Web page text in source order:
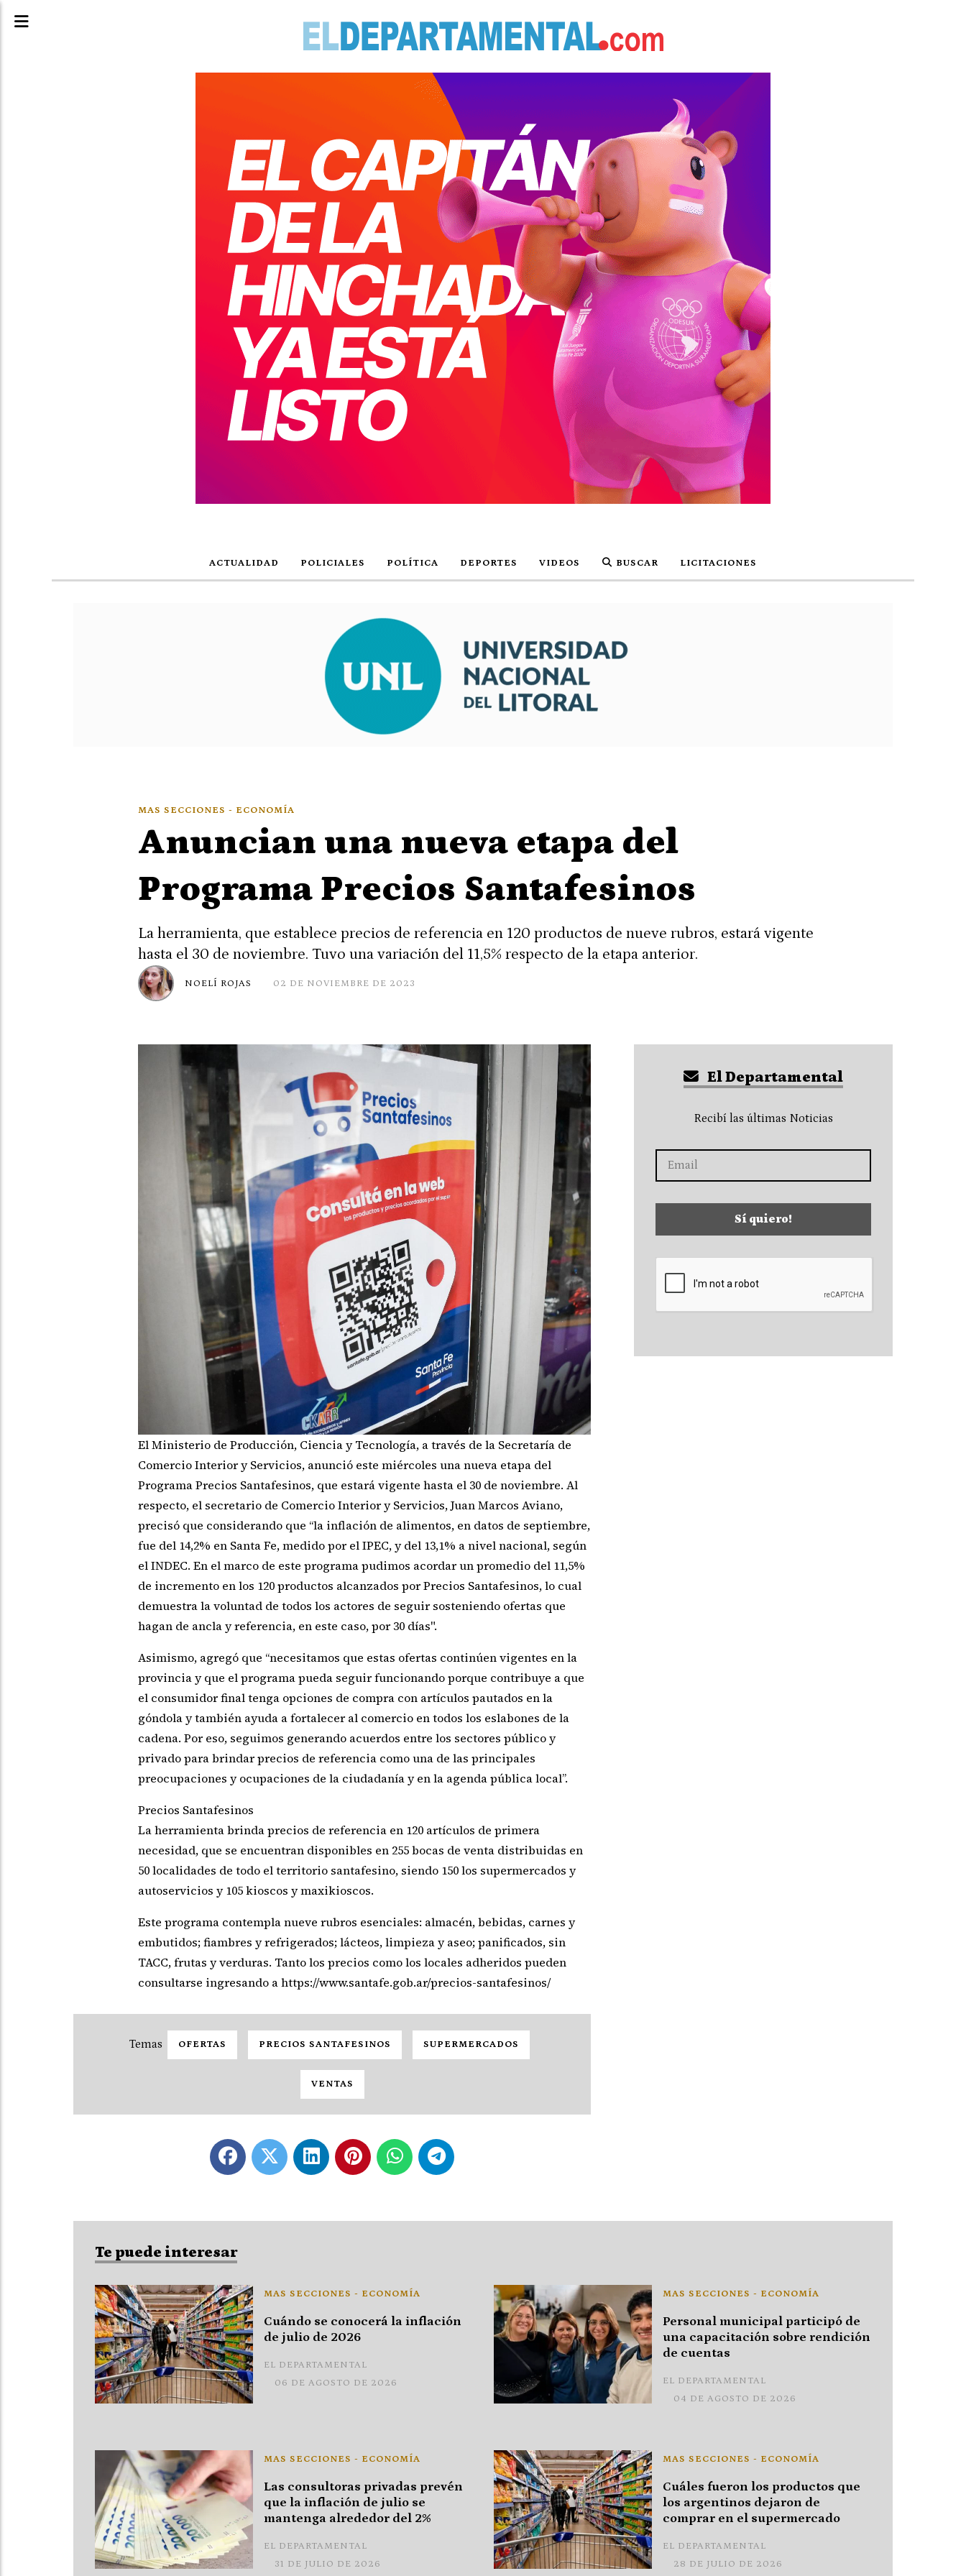
ACTUALIDAD POLICIALES POLÍTICA DEPORTES VIDEOS BUSCAR LICITACIONES
Anuncian una nueva etapa del
Programa Precios Santafesinos
La herramienta, que establece precios de referencia en 120 productos de nueve rubros, estará vigente
hasta el 30 de noviembre. Tuvo una variación del 11,5% respecto de la etapa anterior.
MAS SECCIONES - ECONOMÍA
02 DE NOVIEMBRE DE 2023
NOELÍ ROJAS
El Ministerio de Producción, Ciencia y Tecnología, a través de la Secretaría de
Comercio Interior y Servicios, anunció este miércoles una nueva etapa del
Programa Precios Santafesinos, que estará vigente hasta el 30 de noviembre. Al
respecto, el secretario de Comercio Interior y Servicios, Juan Marcos Aviano,
precisó que considerando que “la inflación de alimentos, en datos de septiembre,
fue del 14,2% en Santa Fe, medido por el IPEC, y del 13,1% a nivel nacional, según
el INDEC. En el marco de este programa pudimos acordar un promedio del 11,5%
de incremento en los 120 productos alcanzados por Precios Santafesinos, lo cual
demuestra la voluntad de todos los actores de seguir sosteniendo ofertas que
hagan de ancla y referencia, en este caso, por 30 días".
Asimismo, agregó que “necesitamos que estas ofertas continúen vigentes en la
provincia y que el programa pueda seguir funcionando porque contribuye a que
el consumidor final tenga opciones de compra con artículos pautados en la
góndola y también ayuda a fortalecer al comercio en todos los eslabones de la
cadena. Por eso, seguimos generando acuerdos entre los sectores público y
privado para brindar precios de referencia como una de las principales
preocupaciones y ocupaciones de la ciudadanía y en la agenda pública local”.
Precios Santafesinos
La herramienta brinda precios de referencia en 120 artículos de primera
necesidad, que se encuentran disponibles en 255 bocas de venta distribuidas en
50 localidades de todo el territorio santafesino, siendo 150 los supermercados y
autoservicios y 105 kioscos y maxikioscos.
Este programa contempla nueve rubros esenciales: almacén, bebidas, carnes y
embutidos; fiambres y refrigerados; lácteos, limpieza y aseo; panificados, sin
TACC, frutas y verduras. Tanto los precios como los locales adheridos pueden
consultarse ingresando a https://www.santafe.gob.ar/precios-santafesinos/
OFERTAS PRECIOS SANTAFESINOS SUPERMERCADOS
VENTAS
Te puede interesar
Cuándo se conocerá la inflación
de julio de 2026
EL DEPARTAMENTAL
MAS SECCIONES - ECONOMÍA
06 DE AGOSTO DE 2026
Personal municipal participó de
una capacitación sobre rendición
de cuentas
EL DEPARTAMENTAL
MAS SECCIONES - ECONOMÍA
04 DE AGOSTO DE 2026
Las consultoras privadas prevén
que la inflación de julio se
mantenga alrededor del 2%
EL DEPARTAMENTAL
MAS SECCIONES - ECONOMÍA
31 DE JULIO DE 2026
Cuáles fueron los productos que
los argentinos dejaron de
comprar en el supermercado
EL DEPARTAMENTAL
MAS SECCIONES - ECONOMÍA
28 DE JULIO DE 2026
El Departamental
Recibí las últimas Noticias
Sí quiero!